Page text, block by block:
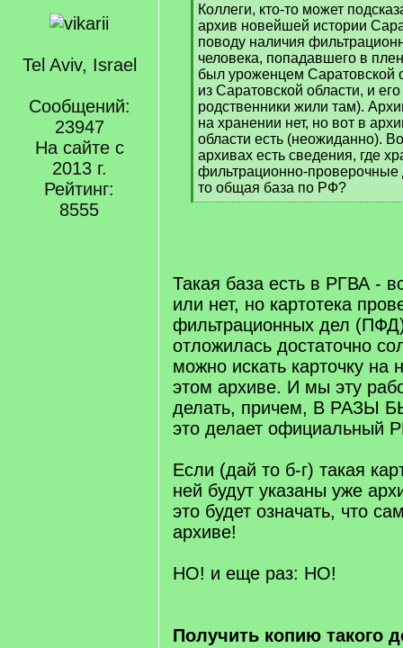
Tel Aviv, Israel
Сообщений:
23947
На сайте с
2013 г.
Рейтинг:
8555
[
q
]
Коллеги, кто-то может
архив новейшей истории
поводу наличия
человека, попадавшего в
был уроженцем Саратовской
из Саратовской области, и
родственники жили там).
на хранении нет, но вот в
области есть (неожиданно).
архивах есть сведения, где
фильтрационно-проверочные
то общая база по РФ?
[
Такая база есть в РГВА -
или нет, но картотека
фильтрационных дел
отложилась достаточно
можно искать карточку
этом архиве. И мы эту
делать, причем, В РАЗЫ
это делает официальный
Если (дай то б-г) такая
ней будут указаны уже
это будет означать, что
архиве!
НО! и еще раз: НО!
Получить копию такого